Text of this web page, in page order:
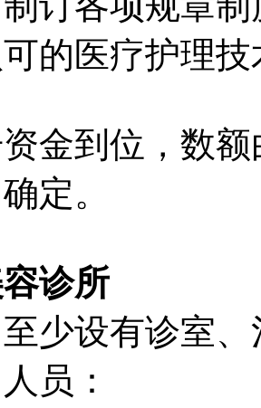
的医疗护理
金到位，数
定。
诊所
设有诊室、
员：